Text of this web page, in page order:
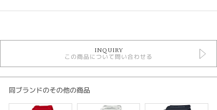
時計
その他ベルト
クォーツ
20気圧防水
ジーショック
メンズ 腕時計
INQUIRY
この商品について問い合わせる
同ブランドのその他の商品